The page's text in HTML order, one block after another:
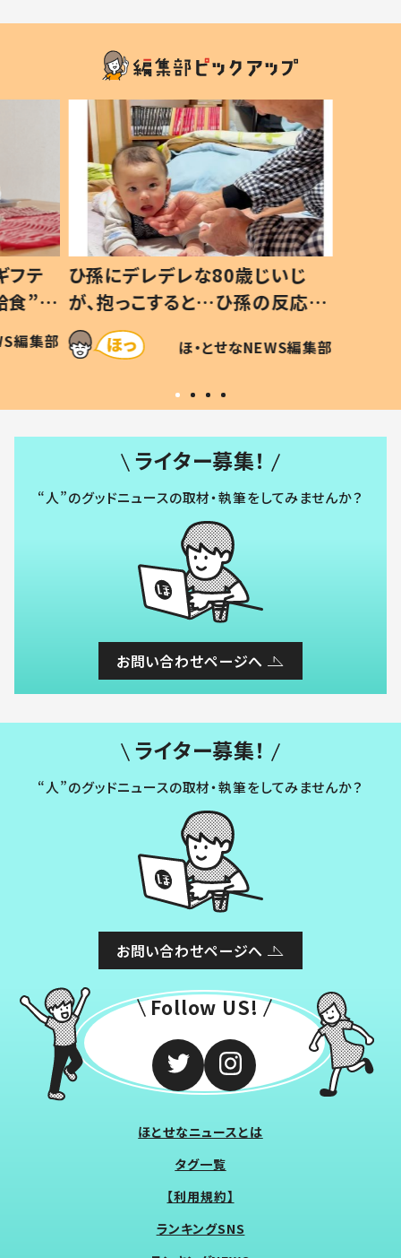
フテ
食”を
親
編集部
ひ孫にデレデレな80歳じいじ
が、抱っこすると…ひ孫の反応に
「涙が出ました」「可愛くて仕方な
い」
ほ・とせなNEWS編集部
ライター募集！
“人”のグッドニュースの取材・執筆をしてみませんか？
お問い合わせページへ
ライター募集！
“人”のグッドニュースの取材・執筆をしてみませんか？
お問い合わせページへ
Follow US!
ほとせなニュースとは
タグ一覧
【利用規約】
ランキングSNS